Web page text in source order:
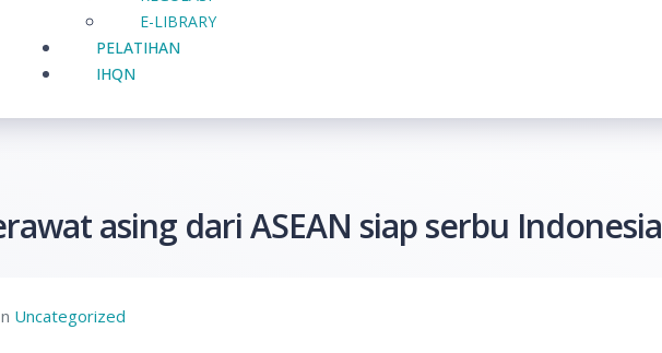
E-LIBRARY
PELATIHAN
IHQN
asing dari ASEAN siap serbu Indonesia
Uncategorized